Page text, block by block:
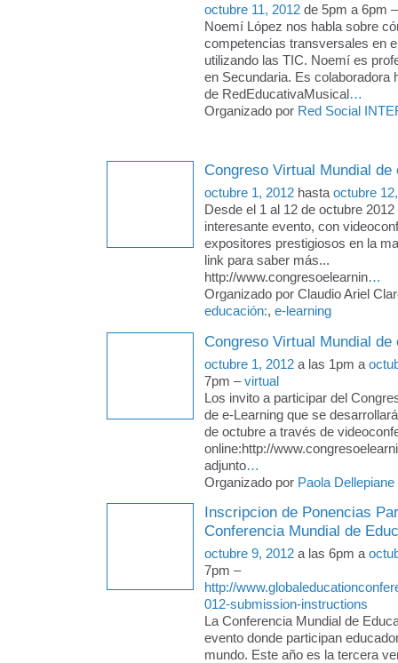
octubre 11, 2012 de 5pm a 6pm
Noemí López nos habla sobre
competencias transversales en
utilizando las TIC. Noemí es
en Secundaria. Es colaboradora
de RedEducativaMusical…
Organizado por Red Social
Congreso Virtual Mundial de
octubre 1, 2012 hasta octubre
Desde el 1 al 12 de octubre
interesante evento, con
expositores prestigiosos en la
link para saber más...
http://www.congresoelearnin…
Organizado por Claudio Ariel
educación:, e-learning
Congreso Virtual Mundial de
octubre 1, 2012 a las 1pm a
7pm –virtual
Los invito a participar del
de e-Learning que se
de octubre a través de
online:http://
adjunto…
Organizado por Paola Dellepiane
Inscripcion de Ponencias
Conferencia Mundial de
octubre 9, 2012 a las 6pm a
7pm –
http://
012-submission-instructions
La Conferencia Mundial de
evento donde participan
mundo. Este año es la tercera